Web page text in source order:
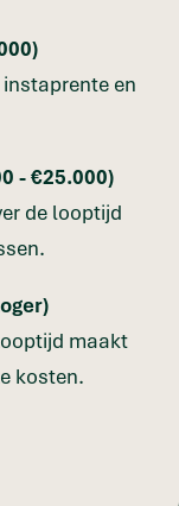
en
- €25.000)
de looptijd
maakt
kosten.